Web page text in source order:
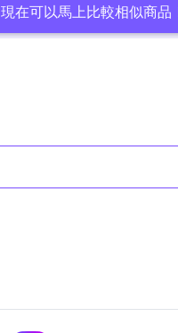
現在可以馬上比較相似商品